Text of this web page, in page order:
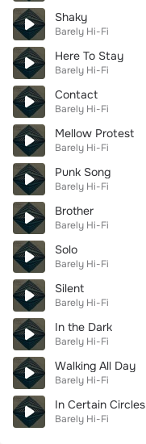
Shaky
Barely Hi-Fi
Here To Stay
Barely Hi-Fi
Contact
Barely Hi-Fi
Mellow Protest
Barely Hi-Fi
Punk Song
Barely Hi-Fi
Brother
Barely Hi-Fi
Solo
Barely Hi-Fi
Silent
Barely Hi-Fi
In the Dark
Barely Hi-Fi
Walking All Day
Barely Hi-Fi
In Certain Circles
Barely Hi-Fi